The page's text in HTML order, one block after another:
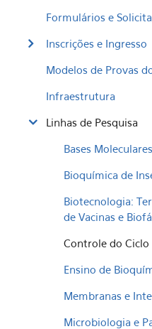
Formulários e
Inscrições e Ingresso
Modelos de Provas
Infraestrutura
Linhas de Pesquisa
Bases
Bioquímica de
Biotecnologia:
de Vacinas e
Controle do Ciclo
Ensino de
Membranas e
Microbiologia e